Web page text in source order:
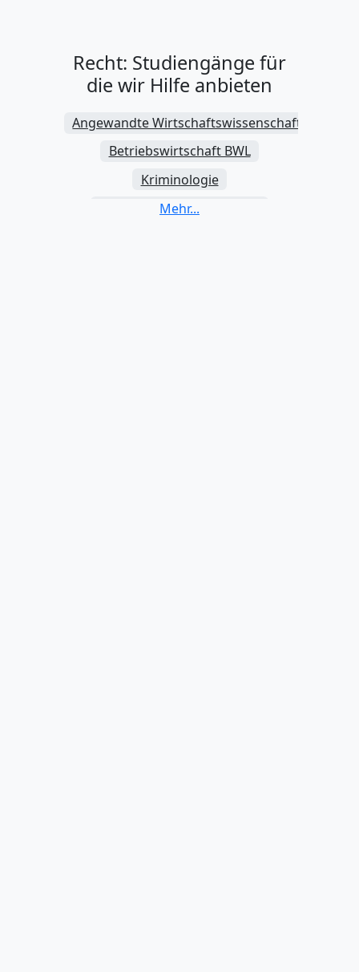
Recht: Studiengänge für
die wir Hilfe anbieten
Angewandte Wirtschaftswissenschaften
Betriebswirtschaft BWL
Kriminologie
Volkswirtschaftslehre VWL